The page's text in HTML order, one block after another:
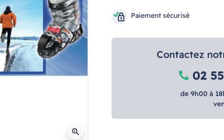
zoom_in
Paiement sécurisé
Contactez
02
de 9h00 à